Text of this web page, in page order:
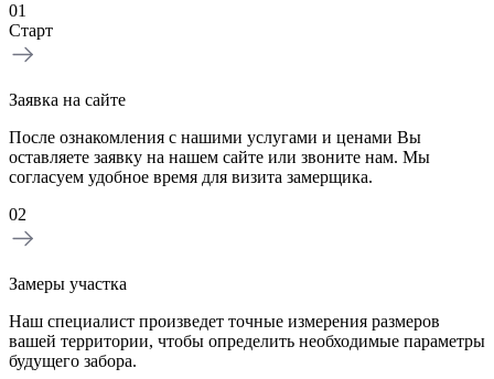
01
Старт
Заявка на сайте
После ознакомления с нашими услугами и ценами Вы
оставляете заявку на нашем сайте или звоните нам. Мы
согласуем удобное время для визита замерщика.
02
Замеры участка
Наш специалист произведет точные измерения размеров
вашей территории, чтобы определить необходимые параметры
будущего забора.